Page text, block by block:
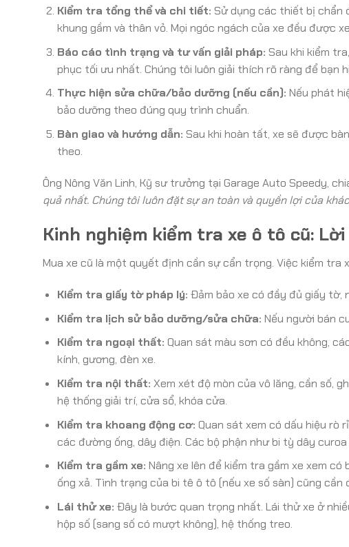
Kiểm tra tổng thể và chi tiết: Sử dụng các thiết bị chẩn
khung gầm và thân vỏ. Mọi ngóc ngách của xe đều được
Báo cáo tình trạng và tư vấn giải pháp: Sau khi kiểm
phục tối ưu nhất. Chúng tôi luôn giải thích rõ ràng để bạn
Thực hiện sửa chữa/bảo dưỡng (nếu cần): Nếu phát
bảo dưỡng theo đúng quy trình chuẩn.
Bàn giao và hướng dẫn: Sau khi hoàn tất, xe sẽ được
theo.
Ông Nông Văn Linh, Kỹ sư trưởng tại Garage Auto Speedy,
quả nhất. Chúng tôi luôn đặt sự an toàn và quyền lợi của
Kinh nghiệm kiểm tra xe ô tô cũ:
Mua xe cũ là một quyết định cần sự cẩn trọng. Việc kiểm tra
Kiểm tra giấy tờ pháp lý: Đảm bảo xe có đầy đủ giấy tờ,
Kiểm tra lịch sử bảo dưỡng/sửa chữa: Nếu người bán
Kiểm tra ngoại thất: Quan sát màu sơn có đều không,
kính, gương, đèn xe.
Kiểm tra nội thất: Xem xét độ mòn của vô lăng, cần số,
hệ thống giải trí, cửa sổ, khóa cửa.
Kiểm tra khoang động cơ: Quan sát xem có dấu hiệu rò
các đường ống, dây điện. Các bộ phận như bi tỳ dây
Kiểm tra gầm xe: Nâng xe lên để kiểm tra gầm xe xem
ống xả. Tình trạng của bi tê ô tô (nếu xe số sàn) cũng cần
Lái thử xe: Đây là bước quan trọng nhất. Lái thử xe ở
hộp số (sang số có mượt không), hệ thống treo.